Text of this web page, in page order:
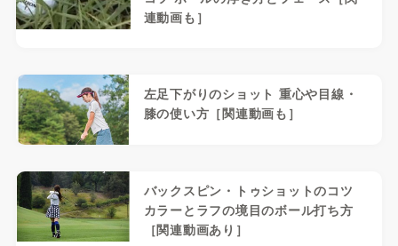
連動画も］
左足下がりのショット 重心や目線・
膝の使い方［関連動画も］
バックスピン・トゥショットのコツ
カラーとラフの境目のボール打ち方
［関連動画あり］